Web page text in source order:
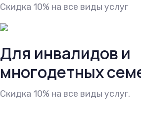
Cкидка 10% на все виды услуг
Для инвалидов и
многодетных
Cкидка 10% на все виды услуг.